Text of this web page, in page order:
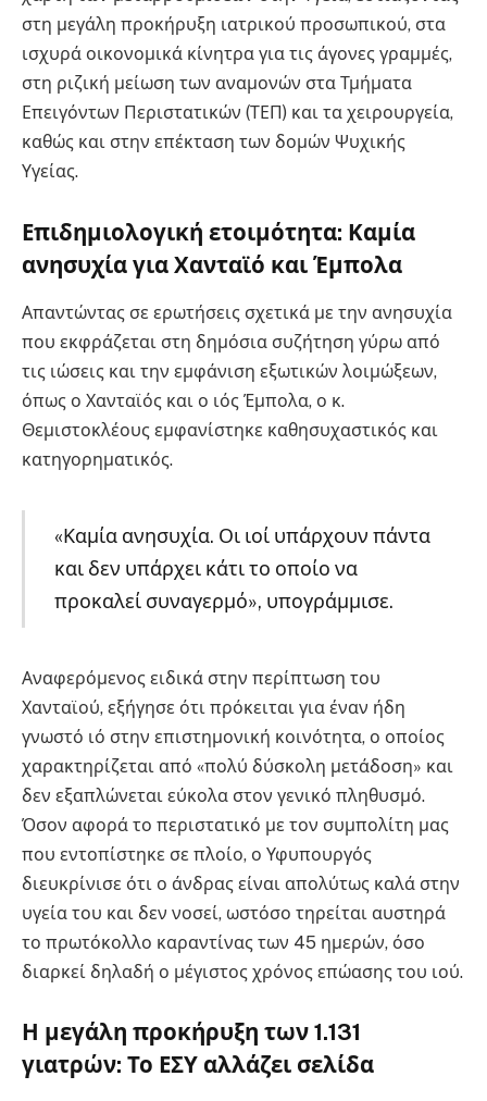
στη μεγάλη προκήρυξη ιατρικού προσωπικού, στα
ισχυρά οικονομικά κίνητρα για τις άγονες γραμμές,
στη ριζική μείωση των αναμονών στα Τμήματα
Επειγόντων Περιστατικών (ΤΕΠ) και τα χειρουργεία,
καθώς και στην επέκταση των δομών Ψυχικής
Υγείας.
Επιδημιολογική ετοιμότητα: Καμία
ανησυχία για Χανταϊό και Έμπολα
Απαντώντας σε ερωτήσεις σχετικά με την ανησυχία
που εκφράζεται στη δημόσια συζήτηση γύρω από
τις ιώσεις και την εμφάνιση εξωτικών λοιμώξεων,
όπως ο Χανταϊός και ο ιός Έμπολα, ο κ.
Θεμιστοκλέους εμφανίστηκε καθησυχαστικός και
κατηγορηματικός.
«Καμία ανησυχία. Οι ιοί υπάρχουν πάντα
και δεν υπάρχει κάτι το οποίο να
προκαλεί συναγερμό», υπογράμμισε.
Αναφερόμενος ειδικά στην περίπτωση του
Χανταϊού, εξήγησε ότι πρόκειται για έναν ήδη
γνωστό ιό στην επιστημονική κοινότητα, ο οποίος
χαρακτηρίζεται από «πολύ δύσκολη μετάδοση» και
δεν εξαπλώνεται εύκολα στον γενικό πληθυσμό.
Όσον αφορά το περιστατικό με τον συμπολίτη μας
που εντοπίστηκε σε πλοίο, ο Υφυπουργός
διευκρίνισε ότι ο άνδρας είναι απολύτως καλά στην
υγεία του και δεν νοσεί, ωστόσο τηρείται αυστηρά
το πρωτόκολλο καραντίνας των 45 ημερών, όσο
διαρκεί δηλαδή ο μέγιστος χρόνος επώασης του ιού.
Η μεγάλη προκήρυξη των 1.131
γιατρών: Το ΕΣΥ αλλάζει σελίδα